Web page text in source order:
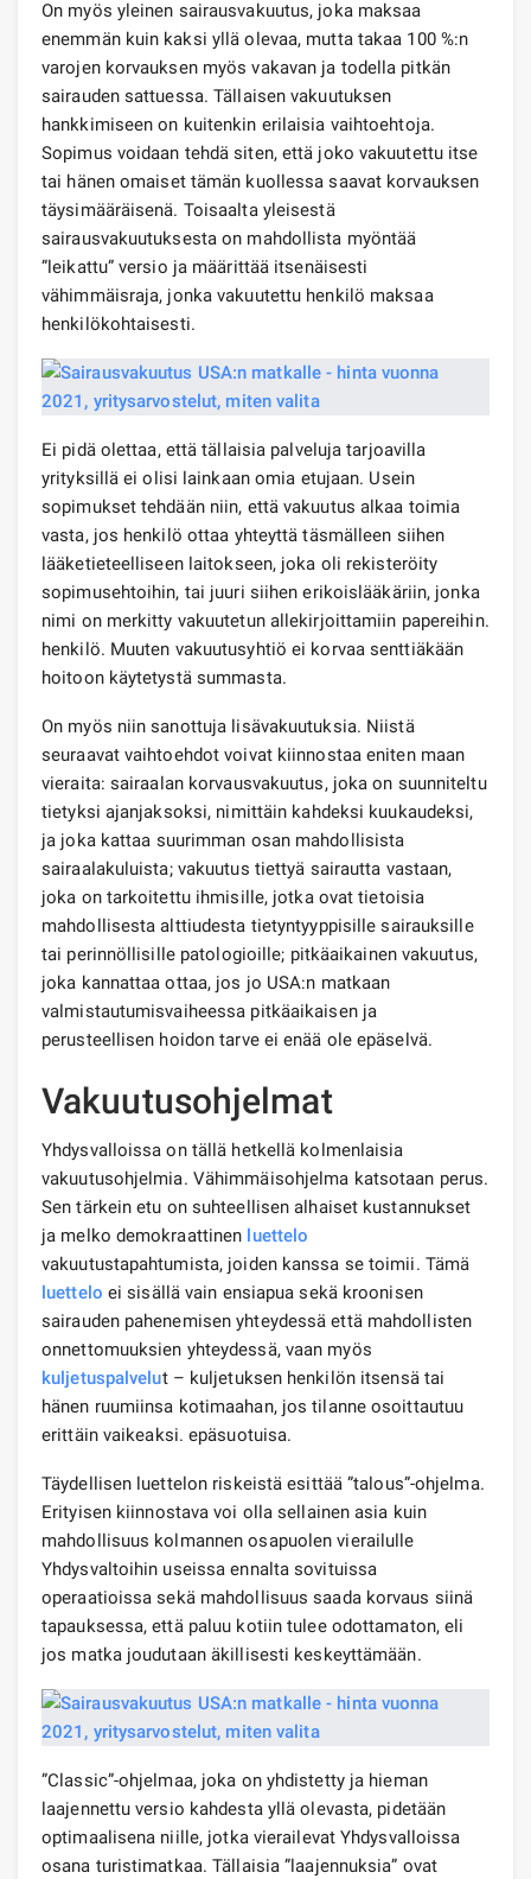
On myös yleinen sairausvakuutus, joka maksaa
enemmän kuin kaksi yllä olevaa, mutta takaa 100 %:n
varojen korvauksen myös vakavan ja todella pitkän
sairauden sattuessa. Tällaisen vakuutuksen
hankkimiseen on kuitenkin erilaisia ​​vaihtoehtoja.
Sopimus voidaan tehdä siten, että joko vakuutettu itse
tai hänen omaiset tämän kuollessa saavat korvauksen
täysimääräisenä. Toisaalta yleisestä
sairausvakuutuksesta on mahdollista myöntää
”leikattu” versio ja määrittää itsenäisesti
vähimmäisraja, jonka vakuutettu henkilö maksaa
henkilökohtaisesti.
Ei pidä olettaa, että tällaisia ​​palveluja tarjoavilla
yrityksillä ei olisi lainkaan omia etujaan. Usein
sopimukset tehdään niin, että vakuutus alkaa toimia
vasta, jos henkilö ottaa yhteyttä täsmälleen siihen
lääketieteelliseen laitokseen, joka oli rekisteröity
sopimusehtoihin, tai juuri siihen erikoislääkäriin, jonka
nimi on merkitty vakuutetun allekirjoittamiin papereihin.
henkilö. Muuten vakuutusyhtiö ei korvaa senttiäkään
hoitoon käytetystä summasta.
On myös niin sanottuja lisävakuutuksia. Niistä
seuraavat vaihtoehdot voivat kiinnostaa eniten maan
vieraita: sairaalan korvausvakuutus, joka on suunniteltu
tietyksi ajanjaksoksi, nimittäin kahdeksi kuukaudeksi,
ja joka kattaa suurimman osan mahdollisista
sairaalakuluista; vakuutus tiettyä sairautta vastaan,
joka on tarkoitettu ihmisille, jotka ovat tietoisia
mahdollisesta alttiudesta tietyntyyppisille sairauksille
tai perinnöllisille patologioille; pitkäaikainen vakuutus,
joka kannattaa ottaa, jos jo USA:n matkaan
valmistautumisvaiheessa pitkäaikaisen ja
perusteellisen hoidon tarve ei enää ole epäselvä.
Vakuutusohjelmat
Yhdysvalloissa on tällä hetkellä kolmenlaisia ​​
vakuutusohjelmia. Vähimmäisohjelma katsotaan perus.
Sen tärkein etu on suhteellisen alhaiset kustannukset
ja melko demokraattinen luettelo
vakuutustapahtumista, joiden kanssa se toimii. Tämä
luettelo ei sisällä vain ensiapua sekä kroonisen
sairauden pahenemisen yhteydessä että mahdollisten
onnettomuuksien yhteydessä, vaan myös
kuljetuspalvelut – kuljetuksen henkilön itsensä tai
hänen ruumiinsa kotimaahan, jos tilanne osoittautuu
erittäin vaikeaksi. epäsuotuisa.
Täydellisen luettelon riskeistä esittää ”talous”-ohjelma.
Erityisen kiinnostava voi olla sellainen asia kuin
mahdollisuus kolmannen osapuolen vierailulle
Yhdysvaltoihin useissa ennalta sovituissa
operaatioissa sekä mahdollisuus saada korvaus siinä
tapauksessa, että paluu kotiin tulee odottamaton, eli
jos matka joudutaan äkillisesti keskeyttämään.
”Classic”-ohjelmaa, joka on yhdistetty ja hieman
laajennettu versio kahdesta yllä olevasta, pidetään
optimaalisena niille, jotka vierailevat Yhdysvalloissa
osana turistimatkaa. Tällaisia ​​”laajennuksia” ovat